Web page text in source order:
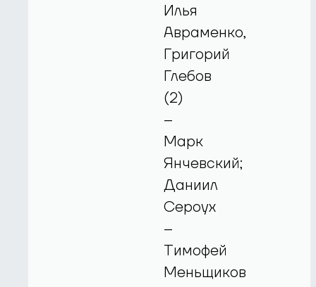
Илья
Авраменко,
Григорий
Глебов
(2)
–
Марк
Янчевский;
Даниил
Сероух
–
Тимофей
Меньщиков